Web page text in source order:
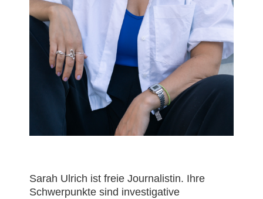
Sarah Ulrich ist freie Journalistin. Ihre
Schwerpunkte sind investigative